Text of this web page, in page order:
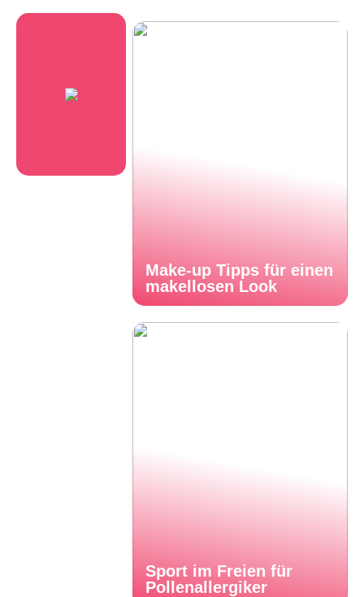
Make-up Tipps für einen
makellosen Look
Sport im Freien für
Pollenallergiker